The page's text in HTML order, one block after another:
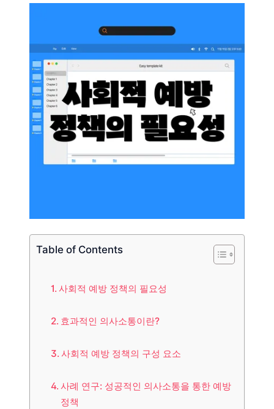
Table of Contents
사회적 예방 정책의 필요성
효과적인 의사소통이란?
사회적 예방 정책의 구성 요소
사례 연구: 성공적인 의사소통을 통한 예방
정책